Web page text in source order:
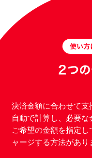
決済金額に合わせて
自動で計算し、必要な
ご希望の金額を指定
ャージする方法があり